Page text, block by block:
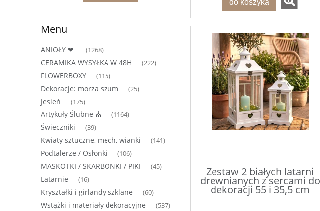
Menu
ANIOŁY ❤ (1268)
CERAMIKA WYSYŁKA W 48H (222)
FLOWERBOXY (115)
Dekoracje: morza szum (25)
Jesień (175)
Artykuły Ślubne ⛪ (1164)
Świeczniki (39)
Kwiaty sztuczne, mech, wianki (141)
Podtalerze / Osłonki (106)
MASKOTKI / SKARBONKI / PIKI (45)
Latarnie (16)
Kryształki i girlandy szklane (60)
Wstążki i materiały dekoracyjne (537)
do koszyka
Zestaw 2 białych latarni
drewnianych z sercami do
dekoracji 55 i 35,5 cm